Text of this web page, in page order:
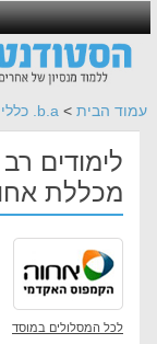
עמוד הבית > b.a. כללי
לימודים
מכללת
לכל המסלולים במוסד